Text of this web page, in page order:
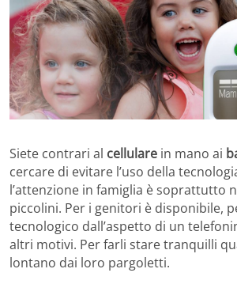
Siete contrari al cellulare in mano ai
cercare di evitare l’uso della
l’attenzione in famiglia è soprattutto
piccolini. Per i genitori è disponibile,
tecnologico dall’aspetto di un
altri motivi. Per farli stare tranquilli
lontano dai loro pargoletti.